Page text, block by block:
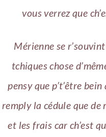
vous verrez que
Mérienne se
tchiques chose
pensy que p’t’être
remply la cédule que de
et les frais car ch’est